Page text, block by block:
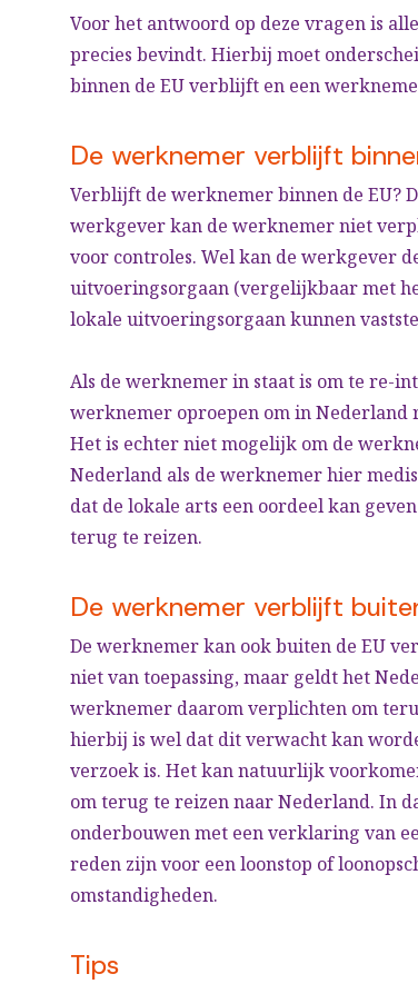
Voor het antwoord op deze vragen is
precies bevindt. Hierbij moet
binnen de EU verblijft en een
De werknemer verblijft
Verblijft de werknemer binnen de EU?
werkgever kan de werknemer niet
voor controles. Wel kan de werkgever
uitvoeringsorgaan (vergelijkbaar met
lokale uitvoeringsorgaan kunnen
Als de werknemer in staat is om te re-
werknemer oproepen om in
Het is echter niet mogelijk om de
Nederland als de werknemer hier
dat de lokale arts een oordeel kan
terug te reizen.
De werknemer verblijft
De werknemer kan ook buiten de EU
niet van toepassing, maar geldt het
werknemer daarom verplichten om
hierbij is wel dat dit verwacht kan
verzoek is. Het kan natuurlijk
om terug te reizen naar Nederland. In
onderbouwen met een verklaring van
reden zijn voor een loonstop of
omstandigheden.
Tips